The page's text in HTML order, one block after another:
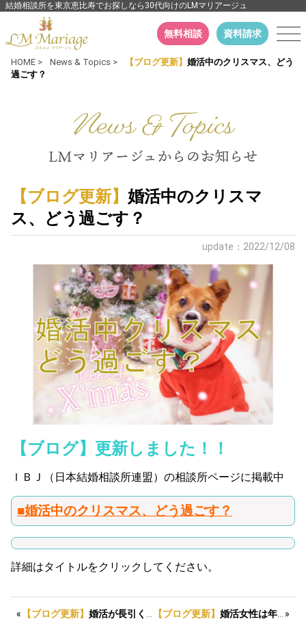
結婚相談所を東京恵比寿でお探しなら30代向けのLMマリアージュ
無料相談 資料請求
HOME > News & Topics > 【ブログ更新】 婚活中のクリスマス、どう
過ごす？
【ブログ更新】 婚活中のクリスマ
ス、どう過ごす？
update：2022/12/08
【ブログ】更新しました！！
ＩＢＪ（日本結婚相談所連盟）の相談所ページに掲載中
■婚活中のクリスマス、どう過ごす？
詳細はタイトルをクリックしてください。
« 【ブログ更新】婚活が長引く人の3つの共通点！短期集中婚活のススメ 【ブログ更新】 婚活女性は年収公開すべき？メリットとデメリットを解説 »